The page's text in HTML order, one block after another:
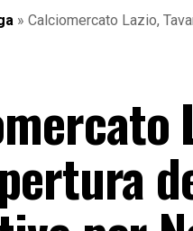
» Calciomercato Lazio,